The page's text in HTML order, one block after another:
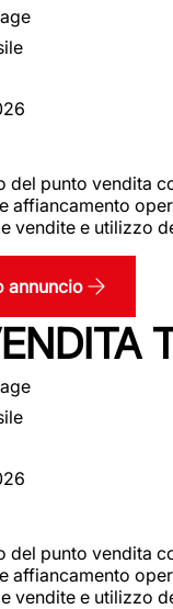
del punto vendita
affiancamento
vendite e utilizzo
annuncio
del punto vendita
affiancamento
vendite e utilizzo